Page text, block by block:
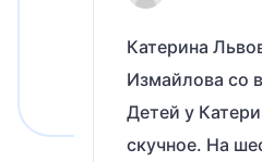
Катерина
Измайлова со
Детей у
скучное. На